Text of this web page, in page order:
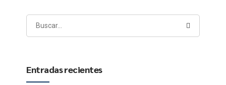
Entradas recientes